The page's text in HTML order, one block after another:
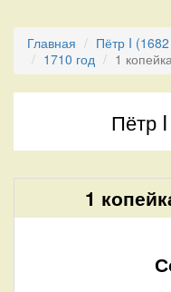
Главная Пётр I
1710 год
1
Пётр
1